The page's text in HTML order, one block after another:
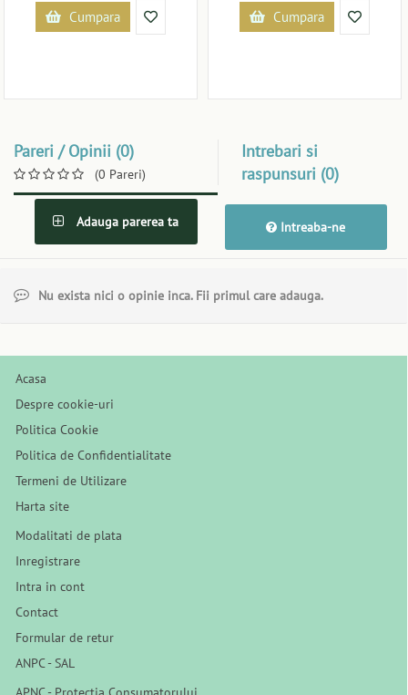
Cumpara Cumpara
Pareri / Opinii (0)
(0 Pareri)
Intrebari si
raspunsuri (0)
Adauga parerea ta Intreaba-ne
Nu exista nici o opinie inca. Fii primul care adauga.
Acasa
Despre cookie-uri
Politica Cookie
Politica de Confidentialitate
Termeni de Utilizare
Harta site
Modalitati de plata
Inregistrare
Intra in cont
Contact
Formular de retur
ANPC - SAL